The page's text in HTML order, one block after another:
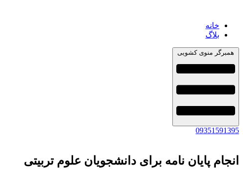
خانه
بلاگ
همبرگر منوی کشویی
09351591395
انجام پایان نامه برای دانشجویان علوم تربیتی